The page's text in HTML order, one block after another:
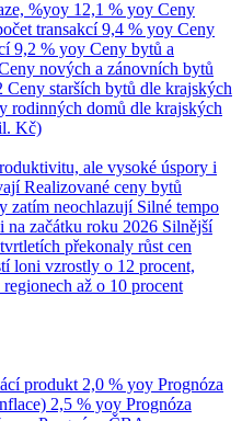
%yoy 12,1 % yoy Ceny
transakcí 9,4 % yoy Ceny
9,2 % yoy Ceny bytů a
nových a zánovních bytů
Ceny starších bytů dle krajských
rodinných domů dle krajských
Kč)
ale vysoké úspory i
Realizované ceny bytů
zatím neochlazují Silné tempo
na začátku roku 2026 Silnější
překonaly růst cen
loni vzrostly o 12 procent,
až o 10 procent
produkt 2,0 % yoy Prognóza
2,5 % yoy Prognóza